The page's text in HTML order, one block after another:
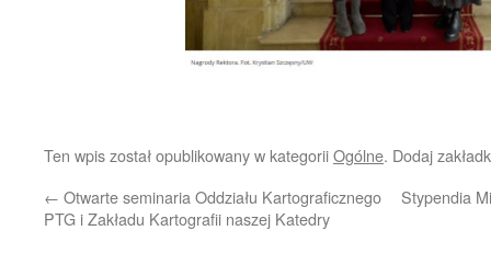
Ten wpis został opublikowany w kategoriiOgólne. Dodaj
← Otwarte seminaria Oddziału Kartograficznego
PTG i Zakładu Kartografii naszej Katedry
Stypendia